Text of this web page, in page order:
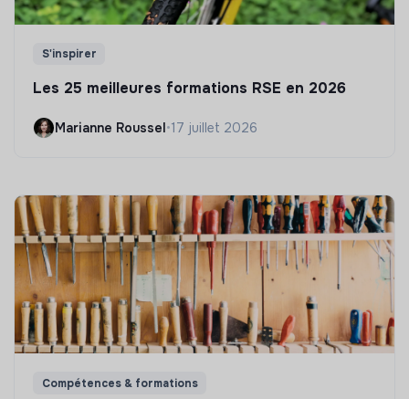
S'inspirer
Les 25 meilleures formations RSE en 2026
Marianne Roussel•17 juillet 2026
Compétences & formations